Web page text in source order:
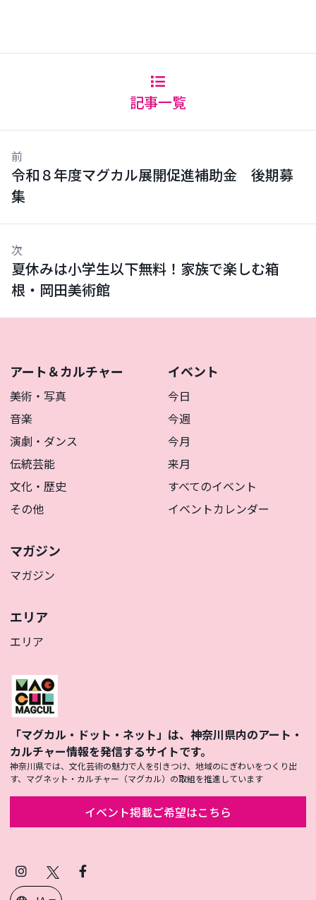
記事一覧
前
令和８年度マグカル展開促進補助金 後期募
集
次
夏休みは小学生以下無料！家族で楽しむ箱
根・岡田美術館
アート＆カルチャー
美術・写真
音楽
演劇・ダンス
伝統芸能
文化・歴史
その他
イベント
今日
今週
今月
来月
すべてのイベント
イベントカレンダー
マガジン
マガジン
エリア
エリア
「マグカル・ドット・ネット」は、神奈川県内のアート・
カルチャー情報を発信するサイトです。
神奈川県では、文化芸術の魅力で人を引きつけ、地域のにぎわいをつくり出
す、マグネット・カルチャー（マグカル）の取組を推進しています
イベント掲載ご希望はこちら
Instagram
(Twitter)
Facebook